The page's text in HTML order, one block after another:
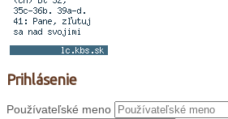
Prihlásenie
Používateľské meno